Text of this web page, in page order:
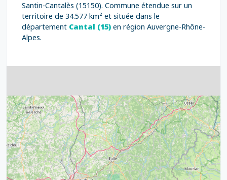
Santin-Cantalès (15150). Commune étendue sur un
territoire de 34.577 km² et située dans le
département Cantal (15) en région Auvergne-Rhône-
Alpes.
4
32
39
43